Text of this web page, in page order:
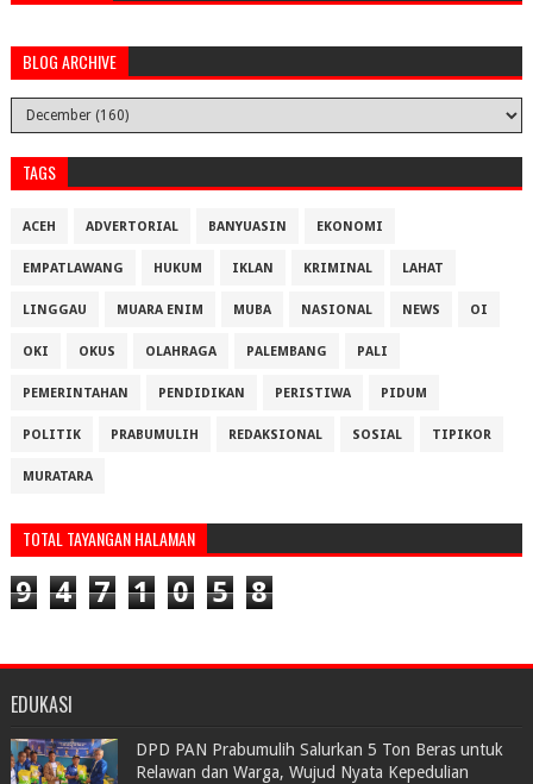
BLOG ARCHIVE
TAGS
ACEH ADVERTORIAL BANYUASIN EKONOMI
EMPATLAWANG HUKUM IKLAN KRIMINAL LAHAT
LINGGAU MUARA ENIM MUBA NASIONAL NEWS OI
OKI OKUS OLAHRAGA PALEMBANG PALI
PEMERINTAHAN PENDIDIKAN PERISTIWA PIDUM
POLITIK PRABUMULIH REDAKSIONAL SOSIAL TIPIKOR
MURATARA
TOTAL TAYANGAN HALAMAN
9 4 7 1 0 5 8
EDUKASI
DPD PAN Prabumulih Salurkan 5 Ton Beras untuk
Relawan dan Warga, Wujud Nyata Kepedulian